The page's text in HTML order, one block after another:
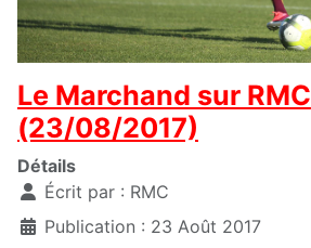
Le Marchand sur RMC
(23/08/2017)
Détails
Écrit par : RMC
Publication : 23 Août 2017